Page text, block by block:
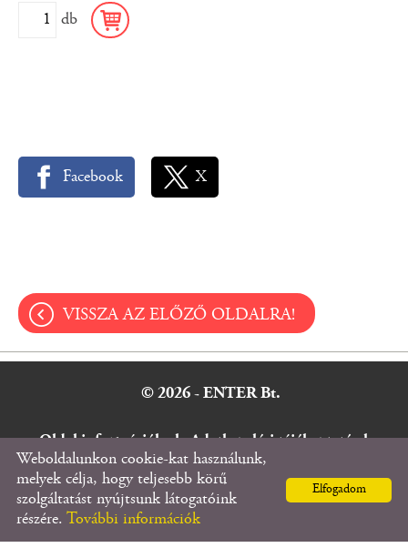
db
Facebook X
VISSZA AZ ELŐZŐ OLDALRA!
© 2026 - ENTER Bt.
Oldal információklAdatkezelési tájékoztatól
Impresszum
Elfogadom
Weboldalunkon cookie-kat használunk,
melyek célja, hogy teljesebb körű
szolgáltatást nyújtsunk látogatóink
részére. További információk